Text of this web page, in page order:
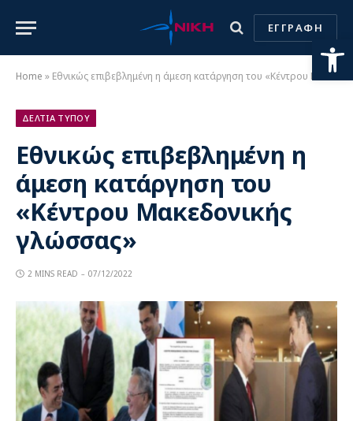
ΕΓΓΡΑΦΗ
Home » Εθνικώς επιβεβλημένη η άμεση κατάργηση του «Κέντρου Μακεδονικής γλώσσας»
ΔΕΛΤΙΑ ΤΥΠΟΥ
Εθνικώς επιβεβλημένη η
άμεση κατάργηση του
«Κέντρου Μακεδονικής
γλώσσας»
2 MINS READ 07/12/2022